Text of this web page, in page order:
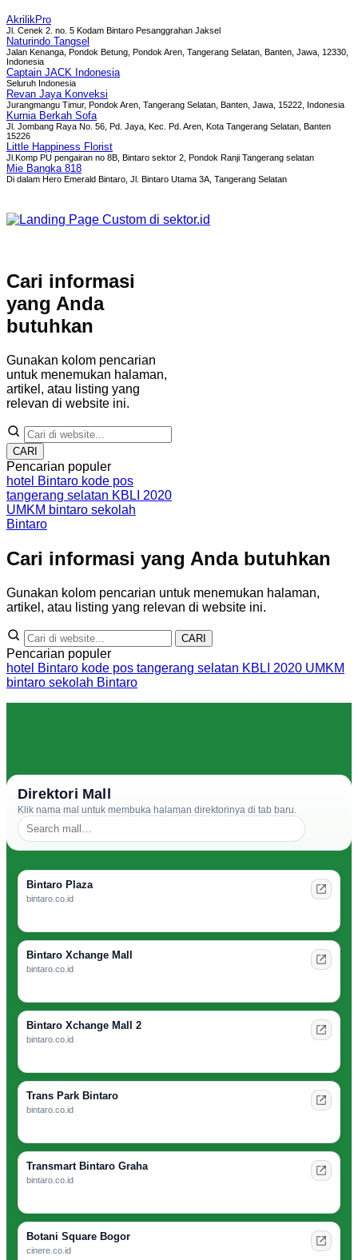
AkrilikPro
Jl. Cenek 2. no. 5 Kodam Bintaro Pesanggrahan Jaksel
Naturindo Tangsel
Jalan Kenanga, Pondok Betung, Pondok Aren, Tangerang Selatan, Banten, Jawa, 12330,
Indonesia
Captain JACK Indonesia
Seluruh Indonesia
Revan Jaya Konveksi
Jurangmangu Timur, Pondok Aren, Tangerang Selatan, Banten, Jawa, 15222, Indonesia
Kurnia Berkah Sofa
Jl. Jombang Raya No. 56, Pd. Jaya, Kec. Pd. Aren, Kota Tangerang Selatan, Banten
15226
Little Happiness Florist
Jl.Komp PU pengairan no 8B, Bintaro sektor 2, Pondok Ranji Tangerang selatan
Mie Bangka 818
Di dalam Hero Emerald Bintaro, Jl. Bintaro Utama 3A, Tangerang Selatan
Cari informasi
yang Anda
butuhkan
Gunakan kolom pencarian
untuk menemukan halaman,
artikel, atau listing yang
relevan di website ini.
CARI
Pencarian populer
hotel Bintaro kode pos
tangerang selatan KBLI 2020
UMKM bintaro sekolah
Bintaro
Cari informasi yang Anda butuhkan
Gunakan kolom pencarian untuk menemukan halaman,
artikel, atau listing yang relevan di website ini.
CARI
Pencarian populer
hotel Bintaro kode pos tangerang selatan KBLI 2020 UMKM
bintaro sekolah Bintaro
Direktori Mall
Klik nama mal untuk membuka halaman direktorinya di tab baru.
Bintaro Plaza
bintaro.co.id
Bintaro Xchange Mall
bintaro.co.id
Bintaro Xchange Mall 2
bintaro.co.id
Trans Park Bintaro
bintaro.co.id
Transmart Bintaro Graha
bintaro.co.id
Botani Square Bogor
cinere.co.id